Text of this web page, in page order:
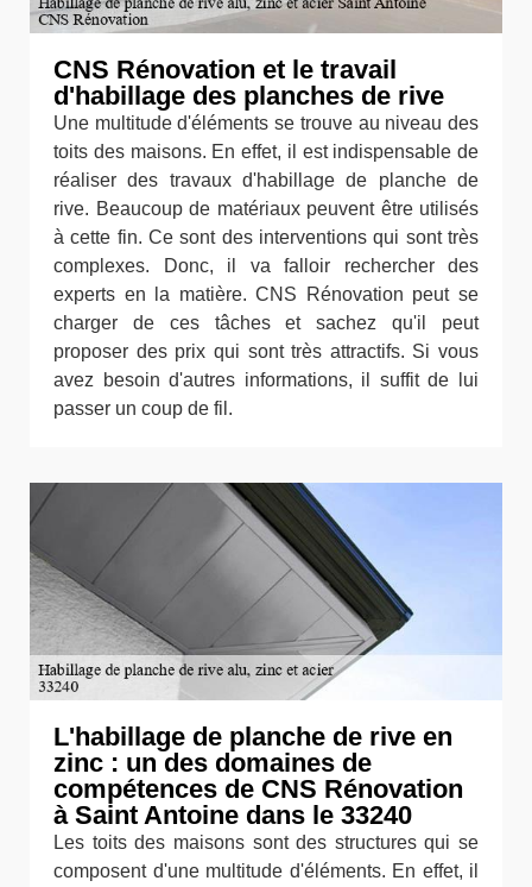
CNS Rénovation et le travail
d'habillage des planches de rive
Une multitude d'éléments se trouve au niveau des
toits des maisons. En effet, il est indispensable de
réaliser des travaux d'habillage de planche de
rive. Beaucoup de matériaux peuvent être utilisés
à cette fin. Ce sont des interventions qui sont très
complexes. Donc, il va falloir rechercher des
experts en la matière. CNS Rénovation peut se
charger de ces tâches et sachez qu'il peut
proposer des prix qui sont très attractifs. Si vous
avez besoin d'autres informations, il suffit de lui
passer un coup de fil.
L'habillage de planche de rive en
zinc : un des domaines de
compétences de CNS Rénovation
à Saint Antoine dans le 33240
Les toits des maisons sont des structures qui se
composent d'une multitude d'éléments. En effet, il